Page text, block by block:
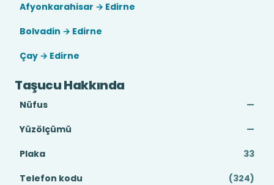
Afyonkarahisar → Edirne
Bolvadin → Edirne
Çay → Edirne
Taşucu Hakkında
Nüfus
—
Yüzölçümü
—
Plaka
33
Telefon kodu
(324)